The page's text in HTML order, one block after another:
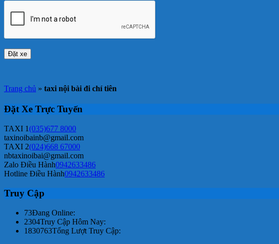
Trang chủ » taxi nội bài đi chí tiên
Đặt Xe Trực Tuyến
TAXI 1(035)677 8000
taxinoibainb@gmail.com
TAXI 2(024)668 67000
nbtaxinoibai@gmail.com
Zalo Điều Hành0942633486
Hotline Điều Hành0942633486
Truy Cập
73Đang Online:
2304Truy Cập Hôm Nay:
1830763Tổng Lượt Truy Cập: